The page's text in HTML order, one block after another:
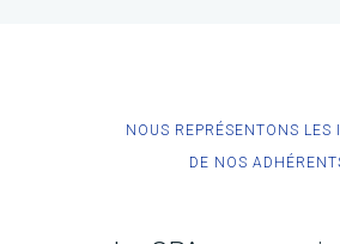
NOUS REPRÉSENTONS LES
DE NOS